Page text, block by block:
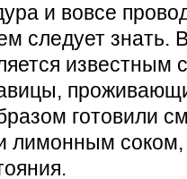
и вовсе
следует знать.
известным
готовили
лимонным соком,